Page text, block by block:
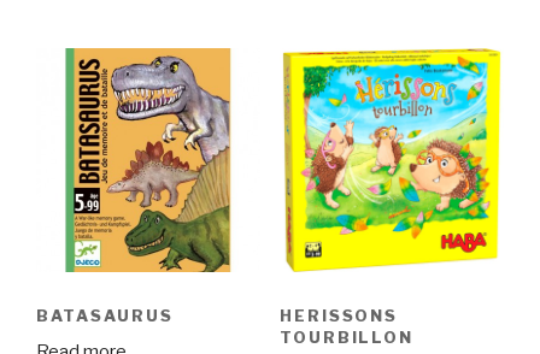
BATASAURUS
HERISSONS
TOURBILLON